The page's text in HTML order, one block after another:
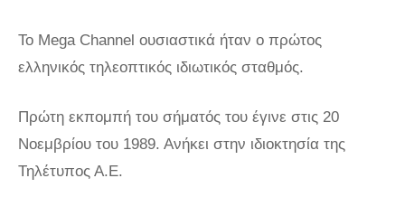
Το Mega Channel ουσιαστικά ήταν ο πρώτος
ελληνικός τηλεοπτικός ιδιωτικός σταθμός.
Πρώτη εκπομπή του σήματός του έγινε στις 20
Νοεμβρίου του 1989. Ανήκει στην ιδιοκτησία της
Τηλέτυπος Α.Ε.